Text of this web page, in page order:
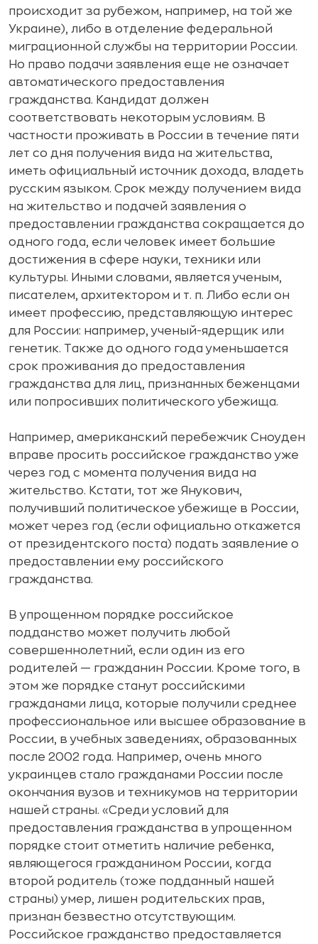
происходит за рубежом, например, на той же
Украине), либо в отделение федеральной
миграционной службы на территории России.
Но право подачи заявления еще не означает
автоматического предоставления
гражданства. Кандидат должен
соответствовать некоторым условиям. В
частности проживать в России в течение пяти
лет со дня получения вида на жительства,
иметь официальный источник дохода, владеть
русским языком. Срок между получением вида
на жительство и подачей заявления о
предоставлении гражданства сокращается до
одного года, если человек имеет большие
достижения в сфере науки, техники или
культуры. Иными словами, является ученым,
писателем, архитектором и т. п. Либо если он
имеет профессию, представляющую интерес
для России: например, ученый-ядерщик или
генетик. Также до одного года уменьшается
срок проживания до предоставления
гражданства для лиц, признанных беженцами
или попросивших политического убежища.
Например, американский перебежчик Сноуден
вправе просить российское гражданство уже
через год с момента получения вида на
жительство. Кстати, тот же Янукович,
получивший политическое убежище в России,
может через год (если официально откажется
от президентского поста) подать заявление о
предоставлении ему российского
гражданства.
Вупрощенном порядке российское
подданство может получить любой
совершеннолетний, если один из его
родителей — гражданин России. Кроме того, в
этом же порядке станут российскими
гражданами лица, которые получили среднее
профессиональное или высшее образование в
России, в учебных заведениях, образованных
после 2002 года. Например, очень много
украинцев стало гражданами России после
окончания вузов и техникумов на территории
нашей страны. «Среди условий для
предоставления гражданства в упрощенном
порядке стоит отметить наличие ребенка,
являющегося гражданином России, когда
второй родитель (тоже подданный нашей
страны) умер, лишен родительских прав,
признан безвестно отсутствующим.
Российское гражданство предоставляется